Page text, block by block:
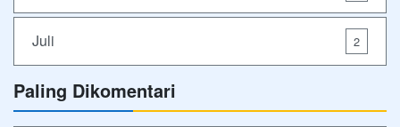
Juli 2
Paling Dikomentari